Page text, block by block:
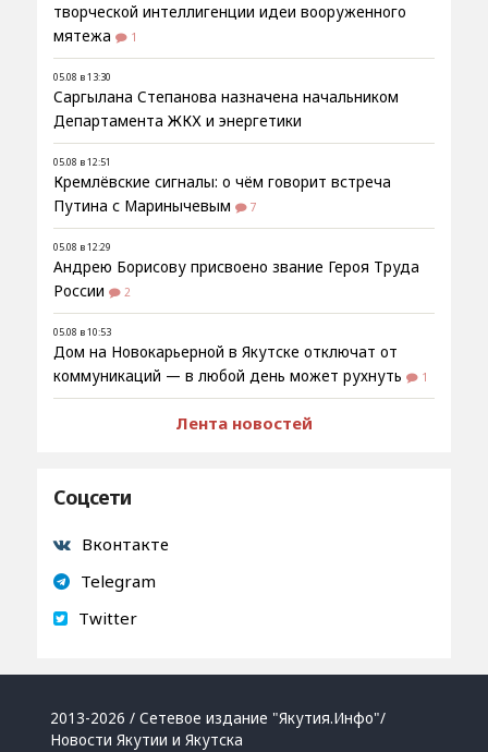
творческой интеллигенции идеи вооруженного
мятежа
1
05.08 в 13:30
Саргылана Степанова назначена начальником
Департамента ЖКХ и энергетики
05.08 в 12:51
Кремлёвские сигналы: о чём говорит встреча
Путина с Маринычевым
7
05.08 в 12:29
Андрею Борисову присвоено звание Героя Труда
России
2
05.08 в 10:53
Дом на Новокарьерной в Якутске отключат от
коммуникаций — в любой день может рухнуть
1
Лента новостей
Соцсети
Вконтакте
Telegram
Twitter
2013-2026 / Сетевое издание "Якутия.Инфо"/
Новости Якутии и Якутска